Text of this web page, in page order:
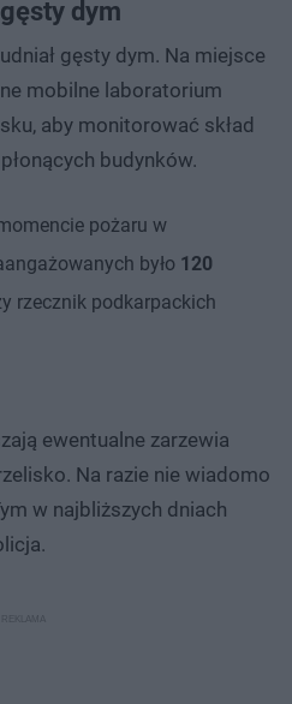
dym
gęsty dym. Na miejsce
mobilne laboratorium
aby monitorować skład
budynków.
pożaru w
było 120
rzecznik podkarpackich
ewentualne zarzewia
Na razie nie wiadomo
w najbliższych dniach